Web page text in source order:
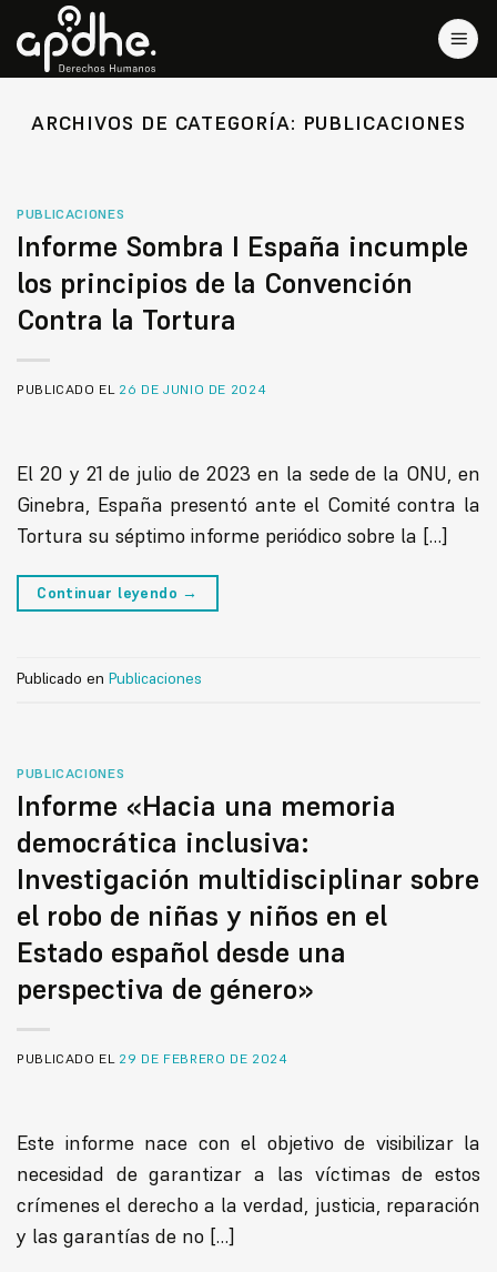
contenido
ARCHIVOS DE CATEGORÍA: PUBLICACIONES
PUBLICACIONES
Informe Sombra I España incumple
los principios de la Convención
Contra la Tortura
PUBLICADO EL 26 DE JUNIO DE 2024
El 20 y 21 de julio de 2023 en la sede de la ONU, en
Ginebra, España presentó ante el Comité contra la
Tortura su séptimo informe periódico sobre la […]
Continuar leyendo →
Publicado en Publicaciones
PUBLICACIONES
Informe «Hacia una memoria
democrática inclusiva:
Investigación multidisciplinar sobre
el robo de niñas y niños en el
Estado español desde una
perspectiva de género»
PUBLICADO EL 29 DE FEBRERO DE 2024
Este informe nace con el objetivo de visibilizar la
necesidad de garantizar a las víctimas de estos
crímenes el derecho a la verdad, justicia, reparación
y las garantías de no […]